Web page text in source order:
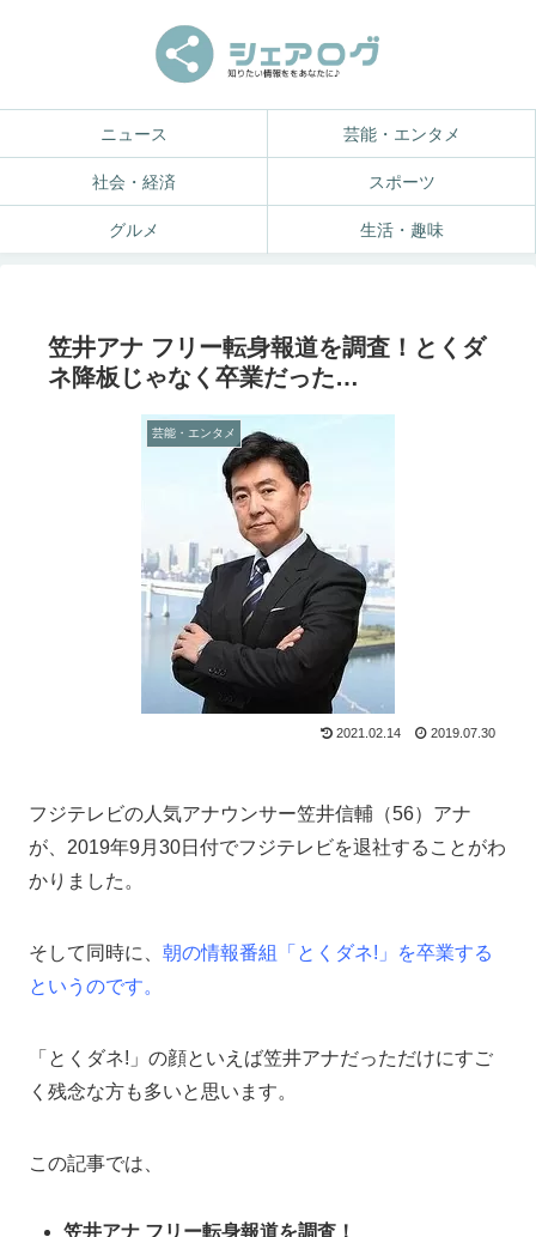
ニュース 芸能・エンタメ
社会・経済 スポーツ
グルメ 生活・趣味
笠井アナ フリー転身報道を調査！とくダ
ネ降板じゃなく卒業だった…
芸能・エンタメ
2021.02.14 2019.07.30
フジテレビの人気アナウンサー笠井信輔（56）アナ
が、2019年9月30日付でフジテレビを退社することがわ
かりました。
そして同時に、 朝の情報番組「とくダネ!」を卒業する
というのです。
「とくダネ!」の顔といえば笠井アナだっただけにすご
く残念な方も多いと思います。
この記事では、
笠井アナ フリー転身報道を調査！